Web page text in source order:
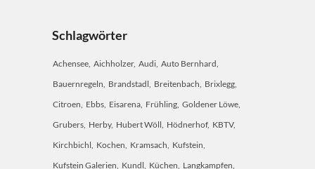
Schlagwörter
Achensee Aichholzer Audi Auto Bernhard
Bauernregeln Brandstadl Breitenbach Brixlegg
Citroen Ebbs Eisarena Frühling Goldener Löwe
Grubers Herby Hubert Wöll Hödnerhof KBTV
Kirchbichl Kochen Kramsach Kufstein
Kufstein Galerien Kundl Küchen Langkampfen